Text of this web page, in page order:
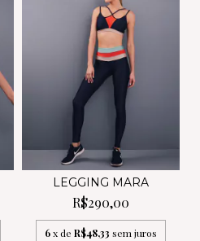
LEGGING MARA
R$290,00
6x de R$48,33 sem juros